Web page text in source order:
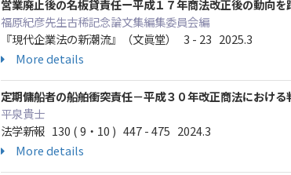
営業廃止後の名板貸責任ー平成１７年商法改正後の動向を
福原紀彦先生古稀記念論文集編集委員会編
『現代企業法の新潮流』（文眞堂） 3 - 23 2025.3
More details
定期傭船者の船舶衝突責任－平成３０年改正商法におけ
平泉貴士
法学新報 130 ( 9・10 ) 447 - 475 2024.3
More details